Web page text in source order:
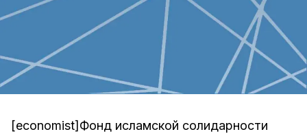
[economist]Фонд исламской солидарности